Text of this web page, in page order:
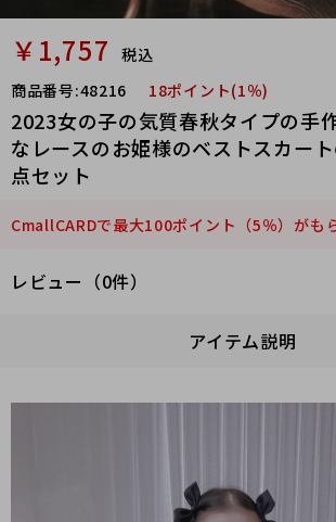
￥1,757
税込
商品番号:48216 18ポイント(1％)
2023女の子の気質春秋タイプの手
なレースのお姫様のベストスカー
点セット
CmallCARDで最大100ポイント（5％）がも
レビュー（0件）
アイテム説明